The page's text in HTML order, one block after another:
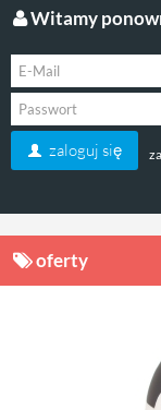
Witamy
zaloguj się
oferty